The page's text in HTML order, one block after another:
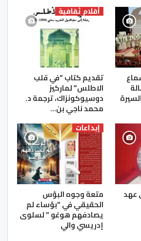
أقلام ثقافية
تقديم كتاب “في قلب
الاطلس” لماركيز
دوسيوكونزاك، ترجمة د.
محمد ناجي بن…
عهد
إبداعات
متعة وجوه البؤس
الحقيقي في “بؤساء لم
يصادفهم هوغو ” لسلوى
إدريسي والي